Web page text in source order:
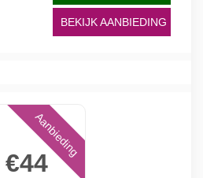
BEKIJK AANBIEDING
€44
Aanbieding